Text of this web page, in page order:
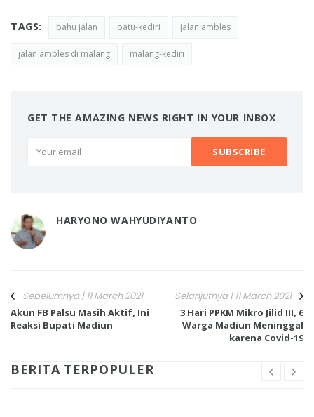
TAGS: bahu jalan batu-kediri jalan ambles
jalan ambles di malang malang-kediri
GET THE AMAZING NEWS RIGHT IN YOUR INBOX
HARYONO WAHYUDIYANTO
Sebelumnya | 11 March 2021
Akun FB Palsu Masih Aktif, Ini
Reaksi Bupati Madiun
Selanjutnya | 11 March 2021
3 Hari PPKM Mikro Jilid III, 6
Warga Madiun Meninggal
karena Covid-19
BERITA TERPOPULER